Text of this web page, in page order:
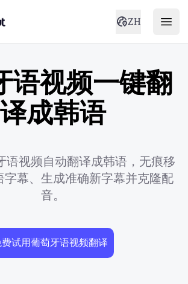
ZH
语视频一键翻
译成韩语
语视频自动翻译成韩语，无痕移
字幕、生成准确新字幕并克隆配
音。
费试用葡萄牙语视频翻译